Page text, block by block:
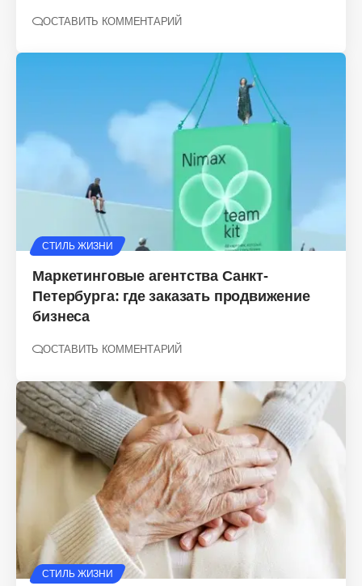
ОСТАВИТЬ КОММЕНТАРИЙ
СТИЛЬ ЖИЗНИ
Маркетинговые агентства Санкт-
Петербурга: где заказать продвижение
бизнеса
ОСТАВИТЬ КОММЕНТАРИЙ
СТИЛЬ ЖИЗНИ